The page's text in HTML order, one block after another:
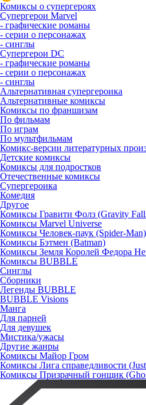
Комиксы о супергероях
Супергерои Marvel
- графические романы
- серии о персонажах
- синглы
Супергерои DC
- графические романы
- серии о персонажах
- синглы
Альтернативная супергероика
Альтернативные комиксы
Комиксы по франшизам
По фильмам
По играм
По мультфильмам
Комикс-версии литературных
Детские комиксы
Комиксы для подростков
Отечественные комиксы
Супергероика
Комедия
Другое
Комиксы Гравити Фолз (Gravity
Комиксы Marvel Universe
Комиксы Человек-паук (Spider-Man)
Комиксы Бэтмен (Batman)
Комиксы Земля Королей Федора
Комиксы BUBBLE
Синглы
Сборники
Легенды BUBBLE
BUBBLE Visions
Манга
Для парней
Для девушек
Мистика/ужасы
Другие жанры
Комиксы Майор Гром
Комиксы Лига справедливости
Комиксы Призрачный гонщик